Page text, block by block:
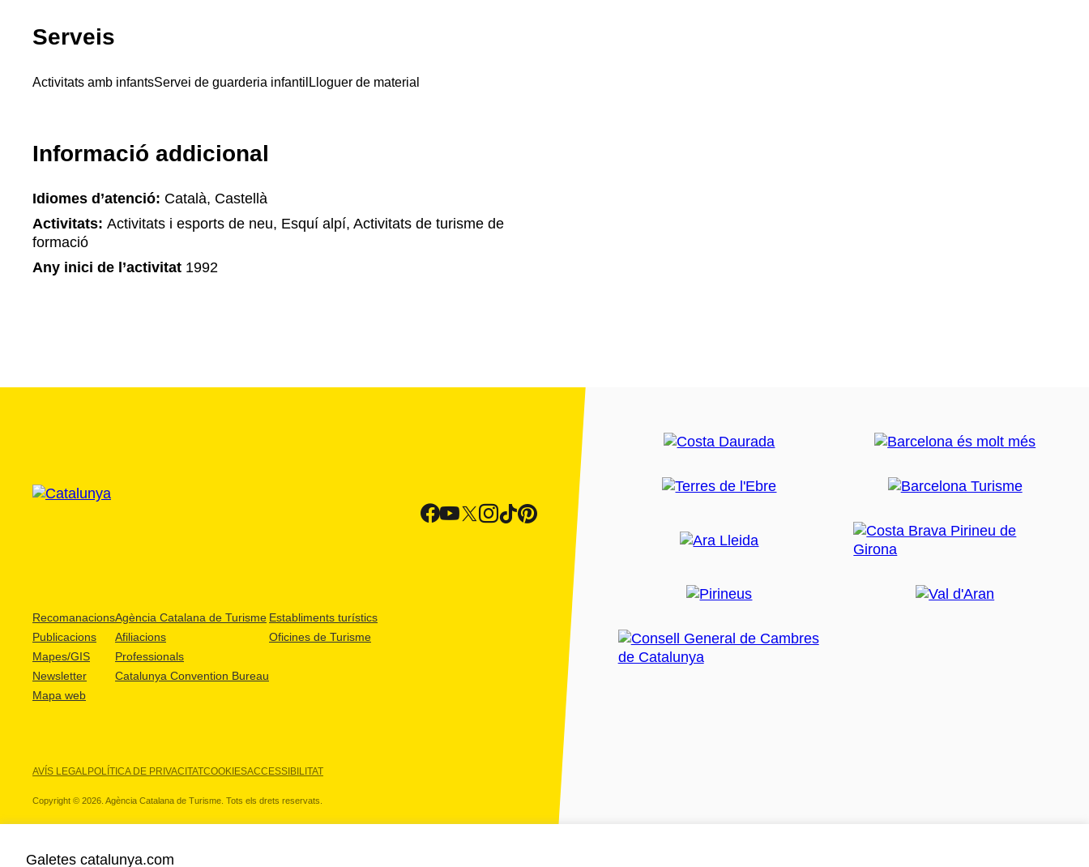
Serveis
Activitats amb infantsServei de guarderia infantil Lloguer de material
Informació addicional
Idiomes d’atenció: Català, Castellà
Activitats: Activitats i esports de neu, Esquí alpí, Activitats de turisme de
formació
Any inici de l’activitat 1992
Recomanacions
Publicacions
Mapes/GIS
Newsletter
Mapa web
Agència Catalana de Turisme
Afiliacions
Professionals
Catalunya Convention Bureau
Establiments turístics
Oficines de Turisme
AVÍS LEGALPOLÍTICA DE PRIVACITATCOOKIESACCESSIBILITAT
Copyright © 2026. Agència Catalana de Turisme. Tots els drets reservats.
Galetes catalunya.com